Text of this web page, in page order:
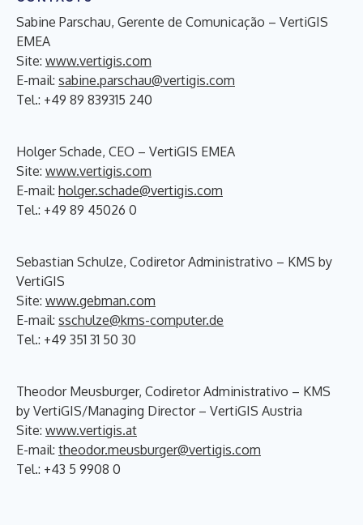
Sabine Parschau, Gerente de Comunicação – VertiGIS
EMEA
Site: www.vertigis.com
E-mail: sabine.parschau@vertigis.com
Tel.: +49 89 839315 240
Holger Schade, CEO – VertiGIS EMEA
Site: www.vertigis.com
E-mail: holger.schade@vertigis.com
Tel.: +49 89 45026 0
Sebastian Schulze, Codiretor Administrativo – KMS by
VertiGIS
Site: www.gebman.com
E-mail: sschulze@kms-computer.de
Tel.: +49 351 31 50 30
Theodor Meusburger, Codiretor Administrativo – KMS
by VertiGIS/Managing Director – VertiGIS Austria
Site: www.vertigis.at
E-mail: theodor.meusburger@vertigis.com
Tel.: +43 5 9908 0